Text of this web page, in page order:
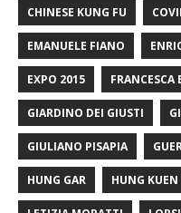
CHINESE KUNG FU
EMANUELE FIANO
EXPO 2015 FRANCESCA
GIARDINO DEI GIUSTI
GIULIANO PISAPIA
HUNG GAR HUNG KUEN